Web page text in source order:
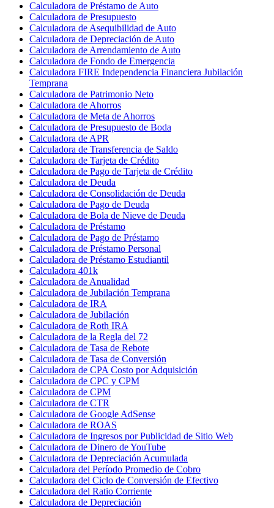
Calculadora de Préstamo de Auto
Calculadora de Presupuesto
Calculadora de Asequibilidad de Auto
Calculadora de Depreciación de Auto
Calculadora de Arrendamiento de Auto
Calculadora de Fondo de Emergencia
Calculadora FIRE Independencia Financiera Jubilación
Temprana
Calculadora de Patrimonio Neto
Calculadora de Ahorros
Calculadora de Meta de Ahorros
Calculadora de Presupuesto de Boda
Calculadora de APR
Calculadora de Transferencia de Saldo
Calculadora de Tarjeta de Crédito
Calculadora de Pago de Tarjeta de Crédito
Calculadora de Deuda
Calculadora de Consolidación de Deuda
Calculadora de Pago de Deuda
Calculadora de Bola de Nieve de Deuda
Calculadora de Préstamo
Calculadora de Pago de Préstamo
Calculadora de Préstamo Personal
Calculadora de Préstamo Estudiantil
Calculadora 401k
Calculadora de Anualidad
Calculadora de Jubilación Temprana
Calculadora de IRA
Calculadora de Jubilación
Calculadora de Roth IRA
Calculadora de la Regla del 72
Calculadora de Tasa de Rebote
Calculadora de Tasa de Conversión
Calculadora de CPA Costo por Adquisición
Calculadora de CPC y CPM
Calculadora de CPM
Calculadora de CTR
Calculadora de Google AdSense
Calculadora de ROAS
Calculadora de Ingresos por Publicidad de Sitio Web
Calculadora de Dinero de YouTube
Calculadora de Depreciación Acumulada
Calculadora del Período Promedio de Cobro
Calculadora del Ciclo de Conversión de Efectivo
Calculadora del Ratio Corriente
Calculadora de Depreciación